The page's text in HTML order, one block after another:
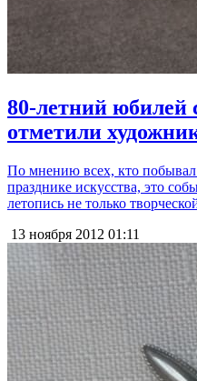
80-летний юбилей
отметили
По мнению всех, кто
празднике искусства, это
летопись не только
13 ноября 2012 01:11